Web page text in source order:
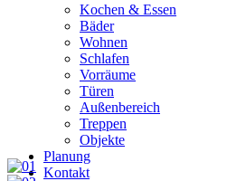
Kochen & Essen
Bäder
Wohnen
Schlafen
Vorräume
Türen
Außenbereich
Treppen
Objekte
Planung
Kontakt